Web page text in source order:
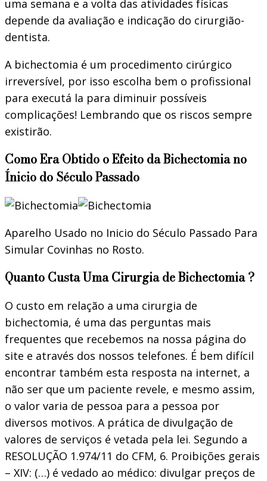
uma semana e a volta das atividades físicas
depende da avaliação e indicação do cirurgião-
dentista.
A bichectomia é um procedimento cirúrgico
irreversível, por isso escolha bem o profissional
para executá la para diminuir possíveis
complicações! Lembrando que os riscos sempre
existirão.
Como Era Obtido o Efeito da Bichectomia no
Ínicio do Século Passado
Aparelho Usado no Inicio do Século Passado Para
Simular Covinhas no Rosto.
Quanto Custa Uma Cirurgia de Bichectomia ?
O custo em relação a uma cirurgia de
bichectomia, é uma das perguntas mais
frequentes que recebemos na nossa página do
site e através dos nossos telefones. É bem difícil
encontrar também esta resposta na internet, a
não ser que um paciente revele, e mesmo assim,
o valor varia de pessoa para a pessoa por
diversos motivos. A prática de divulgação de
valores de serviços é vetada pela lei. Segundo a
RESOLUÇÃO 1.974/11 do CFM, 6. Proibições gerais
– XIV: (…) é vedado ao médico: divulgar preços de